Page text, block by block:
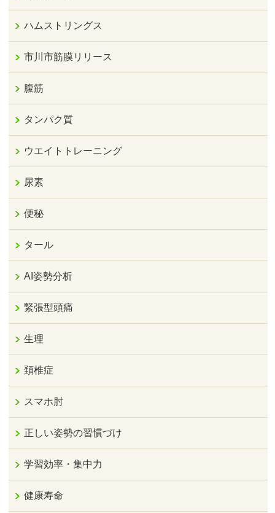
ハムストリングス
市川市筋膜リリース
腹筋
タンパク質
ウエイトトレーニング
尿素
便秘
タール
AI姿勢分析
緊張型頭痛
生理
頚椎症
スマホ肘
正しい姿勢の習慣づけ
学習効率・集中力
健康寿命